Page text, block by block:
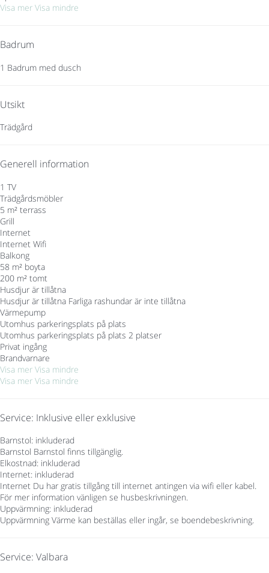
Visa mer Visa mindre
Badrum
1 Badrum med dusch
Utsikt
Trädgård
Generell information
1 TV
Trädgårdsmöbler
5 m² terrass
Grill
Internet
Internet Wifi
Balkong
58 m² boyta
200 m² tomt
Husdjur är tillåtna
Husdjur är tillåtna Farliga rashundar är inte tillåtna
Värmepump
Utomhus parkeringsplats på plats
Utomhus parkeringsplats på plats 2 platser
Privat ingång
Brandvarnare
Visa mer Visa mindre
Visa mer Visa mindre
Service: Inklusive eller exklusive
Barnstol: inkluderad
Barnstol Barnstol finns tillgänglig.
Elkostnad: inkluderad
Internet: inkluderad
Internet Du har gratis tillgång till internet antingen via wifi eller kabel.
För mer information vänligen se husbeskrivningen.
Uppvärmning: inkluderad
Uppvärmning Värme kan beställas eller ingår, se boendebeskrivning.
Service: Valbara